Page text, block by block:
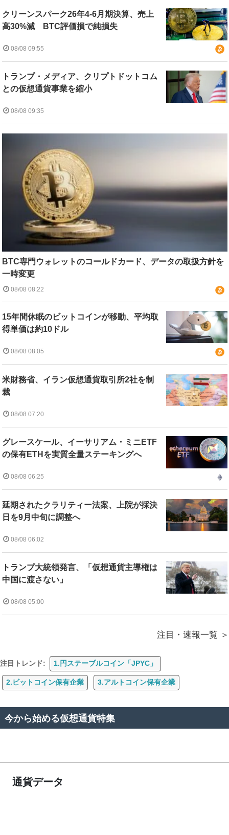
クリーンスパーク26年4-6月期決算、売上
高30%減 BTC評価損で純損失
08/08 09:55
トランプ・メディア、クリプトドットコム
との仮想通貨事業を縮小
08/08 09:35
BTC専門ウォレットのコールドカード、データの取扱方針を
一時変更
08/08 08:22
15年間休眠のビットコインが移動、平均取
得単価は約10ドル
08/08 08:05
米財務省、イラン仮想通貨取引所2社を制
裁
08/08 07:20
グレースケール、イーサリアム・ミニETF
の保有ETHを実質全量ステーキングへ
08/08 06:25
延期されたクラリティー法案、上院が採決
日を9月中旬に調整へ
08/08 06:02
トランプ大統領発言、「仮想通貨主導権は
中国に渡さない」
08/08 05:00
注目・速報一覧
注目トレンド: 1.円ステーブルコイン「JPYC」
2.ビットコイン保有企業 3.アルトコイン保有企業
今から始める仮想通貨特集
通貨データ